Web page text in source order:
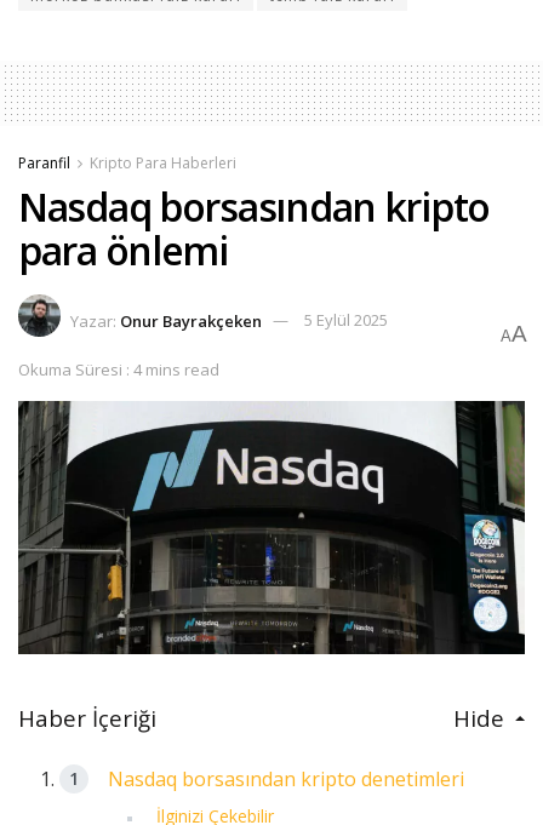
Paranfil Kripto Para Haberleri
Nasdaq borsasından kripto
para önlemi
Yazar: Onur Bayrakçeken 5 Eylül 2025
Okuma Süresi : 4 mins read
AA
Haber İçeriği Hide
Nasdaq borsasından kripto denetimleri
İlginizi Çekebilir